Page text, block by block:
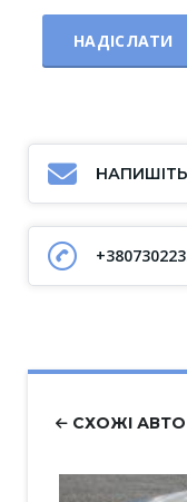
СХОЖІ АВТО